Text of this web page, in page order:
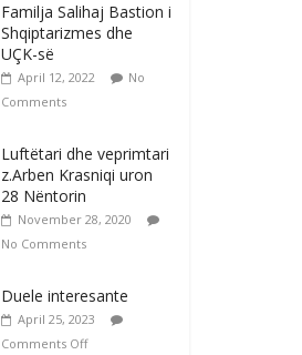
Familja Salihaj Bastion i
Shqiptarizmes dhe
UÇK-së
April 12, 2022
No
Comments
Luftëtari dhe veprimtari
z.Arben Krasniqi uron
28 Nëntorin
November 28, 2020
No Comments
Duele interesante
April 25, 2023
Comments Off